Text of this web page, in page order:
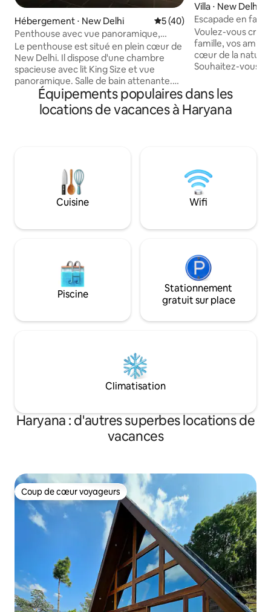
Hébergement ⋅ New Delhi Évaluation moyenne sur la
5 (40)
Penthouse avec vue panoramique,
terrasse jardin 1bhk
Le penthouse est situé en plein cœur de
New Delhi. Il dispose d'une chambre
spacieuse avec lit King Size et vue
panoramique. Salle de bain attenante.
Grand espace salon donnant sur le jardin
de la terrasse. L'appartement dispose
d'une cuisine ouverte meublée. Le salon
l'extérieur. Il y a de nombreux sites
touristiques à proximité. L'espace est
conçu avec soin pour la facilité, la
convivialité et le confort, tout en
Villa ⋅ New Delhi
Escapade en
luxuriante de Shiv
Voulez-vous
famille, vos amis
cœur de la nature
Souhaitez-vous
monde avec
modernes ? Vous
promener dans
terrasse sur le
intelligentes,
dans toute la
et cuisinières
Équipements populaires dans les
locations de vacances à Haryana
Cuisine Wifi
Piscine
Stationnement
gratuit sur place
Climatisation
Haryana : d'autres superbes locations de
vacances
Coup de cœur voyageurs
Coup de cœur voyageurs